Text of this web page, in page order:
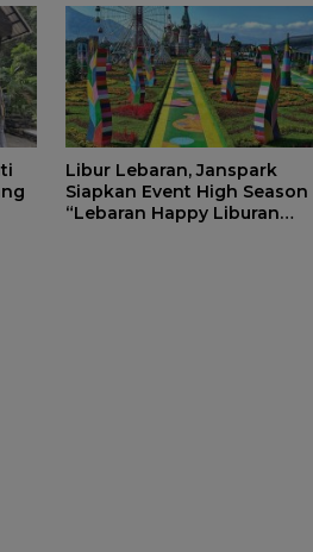
Libur Lebaran, Janspark
Siapkan Event High Season
“Lebaran Happy Liburan